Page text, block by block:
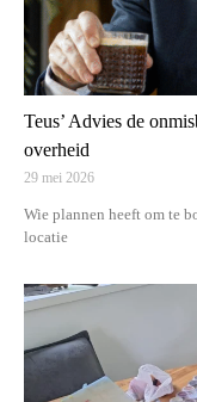
Teus’ Advies de
overheid
29 mei 2026
Wie plannen heeft om te
locatie